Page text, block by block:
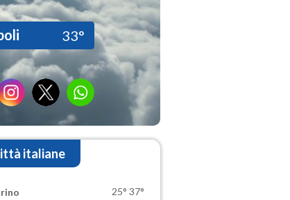
33°
italiane
25° 37°